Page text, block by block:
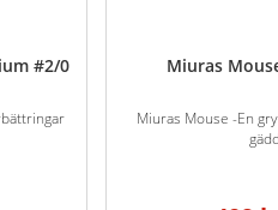
#2/0 Miuras
Miuras Mouse -En